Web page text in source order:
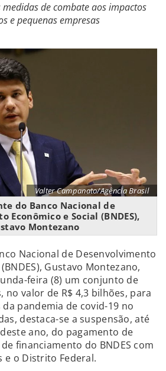
medidas de combate aos impactos
e pequenas empresas
Valter Campanato/Agência Brasil
do Banco Nacional de
Econômico e Social (BNDES),
Montezano
Nacional de Desenvolvimento
Gustavo Montezano,
feira (8) um conjunto de
no valor de R$ 4,3 bilhões, para
pandemia de covid-19 no
destaca-se a suspensão, até
ano, do pagamento de
financiamento do BNDES com
e o Distrito Federal.